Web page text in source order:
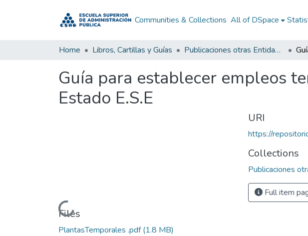
Communities & Collections All of DSpace
Home Libros, Cartillas y Guías Publicaciones otras Entidades Estatales
Guía para establecer empleos
Estado E.S.E
Loading...
Files
PlantasTemporales .pdf(1.8 MB)
URI
https://
Collections
Publicaciones
Full item